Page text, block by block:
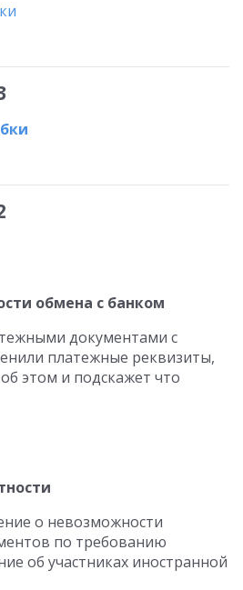
обмена с банком
документами с
платежные реквизиты,
этом и подскажет что
о невозможности
по требованию
об участниках иностранной